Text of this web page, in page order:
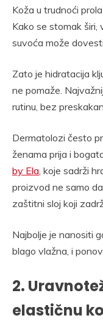
Koža u trudnoći
Kako se stomak širi,
suvoća može
Zato je hidratacija
ne pomaže.
rutinu, bez
Dermatolozi često
ženama prija i
by Ela , koje sadrži
proizvod ne samo
zaštitni sloj koji
Najbolje je nanositi
blago vlažna, i
2.
elastičnu